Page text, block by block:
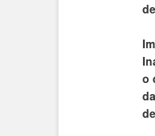
o